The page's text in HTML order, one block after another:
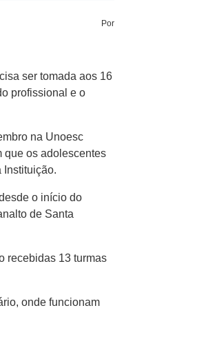
Por
ser tomada aos 16
profissional e o
na Unoesc
que os adolescentes
Instituição.
o início do
de Santa
recebidas 13 turmas
onde funcionam